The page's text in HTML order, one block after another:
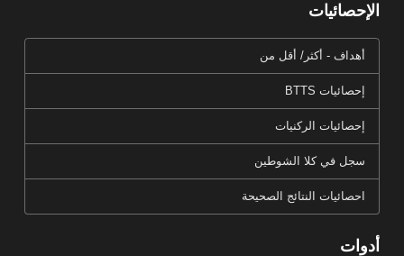
الإحصائيات
أهداف - أكثر/ أقل من
إحصائيات BTTS
إحصائيات الركنيات
سجل في كلا الشوطين
احصائيات النتائج الصحيحة
أدوات